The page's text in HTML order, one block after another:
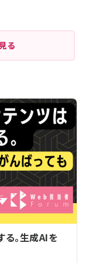
る
。生成AIを